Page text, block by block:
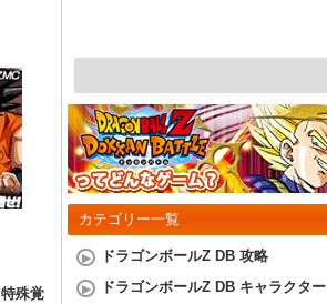
殊覚
カテゴリー一覧
ドラゴンボールZ DB 攻略
ドラゴンボールZ DB キャラクター